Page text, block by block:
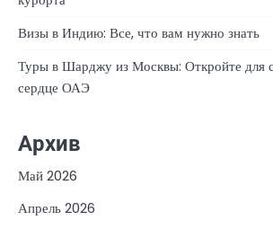
Визы в Индию: Все, что вам нужно знать
Туры в Шарджу из Москвы: Откройте для
сердце ОАЭ
Архив
Май 2026
Апрель 2026